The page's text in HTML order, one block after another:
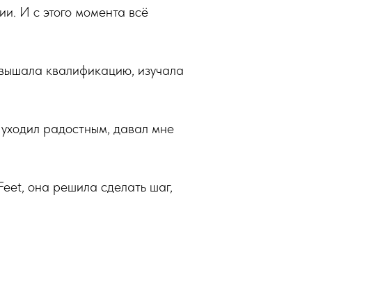
И с этого момента всё
квалификацию, изучала
радостным, давал мне
она решила сделать шаг,